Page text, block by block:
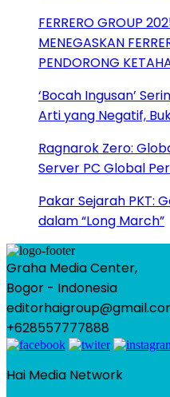
FERRERO GROUP
MENEGASKAN
PENDORONG
‘Bocah Ingusan’
Arti yang Negatif,
Ragnarok Zero:
Server PC Global
Pakar Sejarah PKT:
dalam “Long March”
Graha Media Center,
Bogor - Indonesia
+628557777888
Hai Media Network